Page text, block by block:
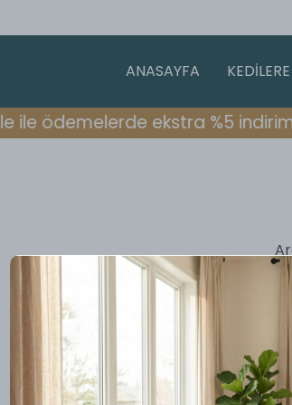
ANASAYFA
ile ödemelerde ekstra %5 indirim